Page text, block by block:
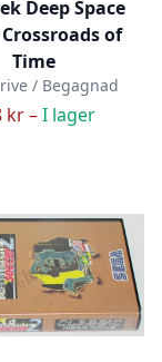
Deep Space
of
Time
/ Begagnad
kr –I lager